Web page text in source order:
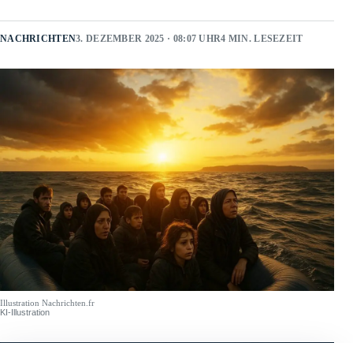
NACHRICHTEN3. DEZEMBER 2025 · 08:07 UHR4 MIN. LESEZEIT
Illustration Nachrichten.fr
KI-Illustration